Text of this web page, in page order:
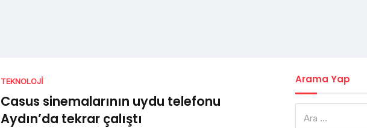
TEKNOLOJI
Casus sinemalarının uydu telefonu
Aydın’da tekrar çalıştı
Arama Yap